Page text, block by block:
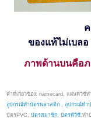
ของแท้ไม่เบลอ
ภาพด้านบนคือภ
คำที่เกี่ยวข้อง: namecard, แผ่นพีวีซีท
อุปกรณ์ทำบัตรพลาสติก , อุปกรณ์ทำ
บัตรPVC,บัตรสมาชิก ,บัตรพีวีซี ,ท